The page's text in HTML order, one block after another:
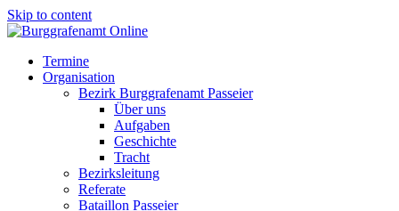
Skip to content
Termine
Organisation
Bezirk Burggrafenamt Passeier
Über uns
Aufgaben
Geschichte
Tracht
Bezirksleitung
Referate
Bataillon Passeier